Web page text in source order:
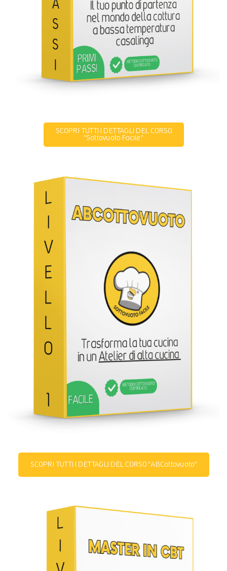
SCOPRI TUTTI I DETTAGLI DEL CORSO
"Sottovuoto Facile"
SCOPRI TUTTI I DETTAGLI DEL CORSO "ABCottovuoto"